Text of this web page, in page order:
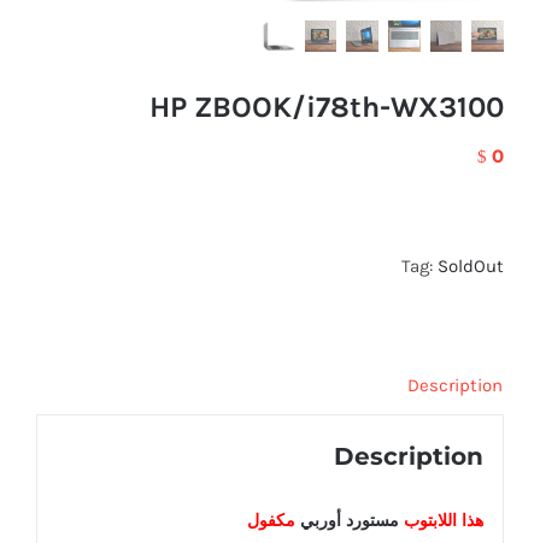
HP ZBOOK/i78th-WX3100
$ 0
Tag: SoldOut
Description
Description
هذا اللابتوب مستورد أوربي مكفول